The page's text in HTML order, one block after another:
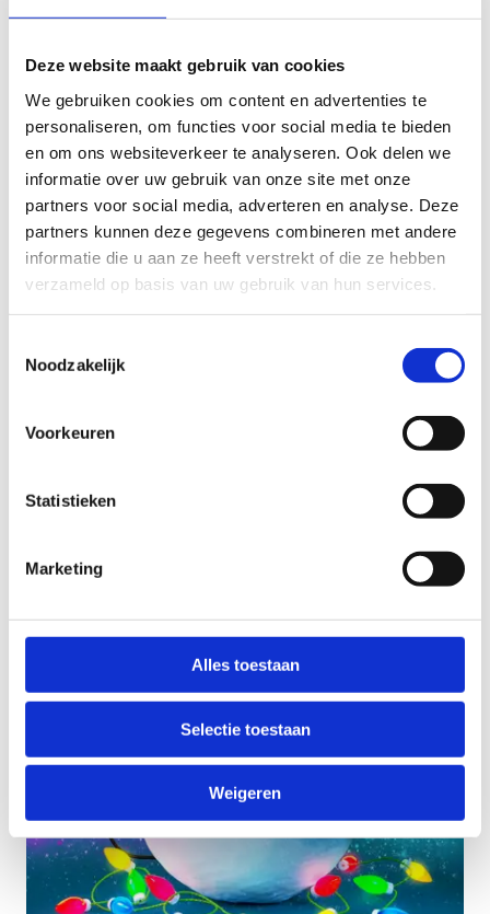
Deze website maakt gebruik van cookies
We gebruiken cookies om content en advertenties te
personaliseren, om functies voor social media te bieden
en om ons websiteverkeer te analyseren. Ook delen we
informatie over uw gebruik van onze site met onze
partners voor social media, adverteren en analyse. Deze
partners kunnen deze gegevens combineren met andere
informatie die u aan ze heeft verstrekt of die ze hebben
verzameld op basis van uw gebruik van hun services.
Noodzakelijk
Voorkeuren
Statistieken
Marketing
Alles toestaan
Selectie toestaan
Weigeren
Koop hier je ticket!